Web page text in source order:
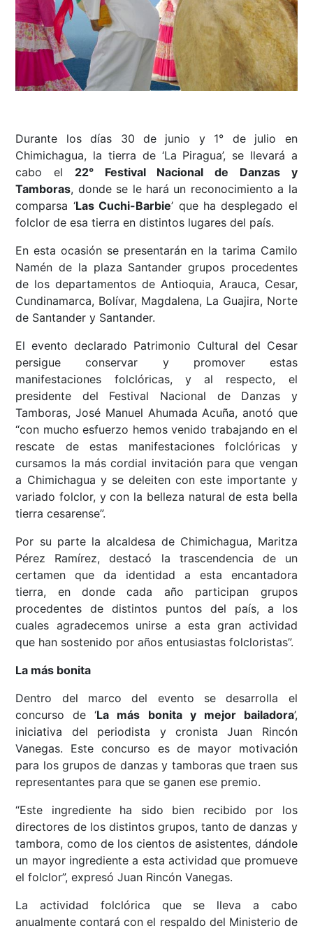
Durante los días 30 de junio y 1° de julio en
Chimichagua, la tierra de ‘La Piragua’, se llevará a
cabo el 22° Festival Nacional de Danzas y
Tamboras, donde se le hará un reconocimiento a la
comparsa ‘Las Cuchi-Barbie’ que ha desplegado el
folclor de esa tierra en distintos lugares del país.
En esta ocasión se presentarán en la tarima Camilo
Namén de la plaza Santander grupos procedentes
de los departamentos de Antioquia, Arauca, Cesar,
Cundinamarca, Bolívar, Magdalena, La Guajira, Norte
de Santander y Santander.
El evento declarado Patrimonio Cultural del Cesar
persigue conservar y promover estas
manifestaciones folclóricas, y al respecto, el
presidente del Festival Nacional de Danzas y
Tamboras, José Manuel Ahumada Acuña, anotó que
“con mucho esfuerzo hemos venido trabajando en el
rescate de estas manifestaciones folclóricas y
cursamos la más cordial invitación para que vengan
a Chimichagua y se deleiten con este importante y
variado folclor, y con la belleza natural de esta bella
tierra cesarense”.
Por su parte la alcaldesa de Chimichagua, Maritza
Pérez Ramírez, destacó la trascendencia de un
certamen que da identidad a esta encantadora
tierra, en donde cada año participan grupos
procedentes de distintos puntos del país, a los
cuales agradecemos unirse a esta gran actividad
que han sostenido por años entusiastas folcloristas”.
La más bonita
Dentro del marco del evento se desarrolla el
concurso de ‘La más bonita y mejor bailadora’,
iniciativa del periodista y cronista Juan Rincón
Vanegas. Este concurso es de mayor motivación
para los grupos de danzas y tamboras que traen sus
representantes para que se ganen ese premio.
“Este ingrediente ha sido bien recibido por los
directores de los distintos grupos, tanto de danzas y
tambora, como de los cientos de asistentes, dándole
un mayor ingrediente a esta actividad que promueve
el folclor”, expresó Juan Rincón Vanegas.
La actividad folclórica que se lleva a cabo
anualmente contará con el respaldo del Ministerio de